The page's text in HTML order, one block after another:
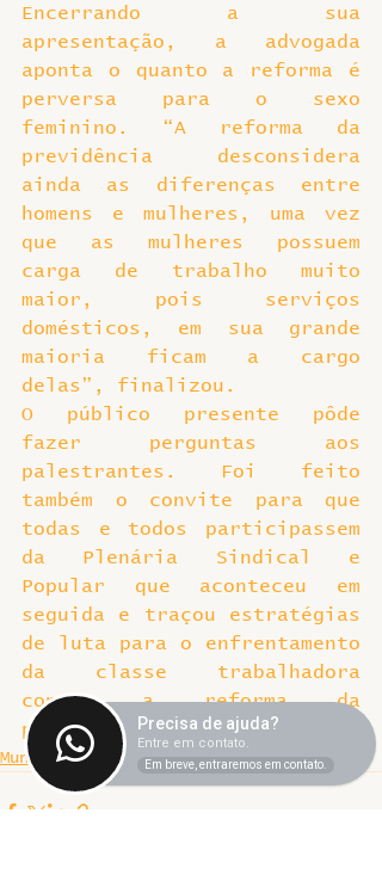
Encerrando a sua
apresentação, a advogada
aponta o quanto a reforma é
perversa para o sexo
feminino. “A reforma da
previdência desconsidera
ainda as diferenças entre
homens e mulheres, uma vez
que as mulheres possuem
carga de trabalho muito
maior, pois serviços
domésticos, em sua grande
maioria ficam a cargo
delas”, finalizou.
O público presente pôde
fazer perguntas aos
palestrantes. Foi feito
também o convite para que
todas e todos participassem
da Plenária Sindical e
Popular que aconteceu em
seguida e traçou estratégias
de luta para o enfrentamento
da classe trabalhadora
contra a reforma da
previdência.
Mundo
Precisa de ajuda?
Entre em contato.
Em breve, entraremos em contato.